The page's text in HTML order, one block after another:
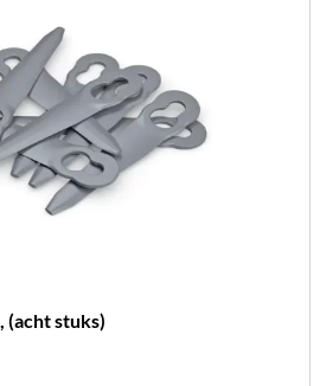
(acht stuks)